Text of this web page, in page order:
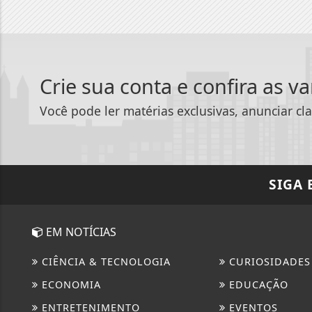
Crie sua conta e confira as
Você pode ler matérias exclusivas, anunciar
SIGA
EM NOTÍCIAS
CIÊNCIA & TECNOLOGIA
CURIOSIDADES
ECONOMIA
EDUCAÇÃO
ENTRETENIMENTO
EVENTOS